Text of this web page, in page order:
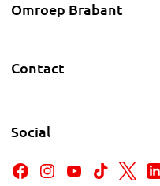
Omroep Brabant
Contact
Social